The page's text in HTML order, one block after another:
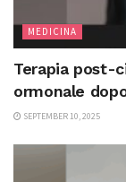
MEDICINA
Terapia post-
ormonale
SEPTEMBER 10, 2025